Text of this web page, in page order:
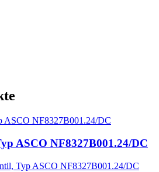
ASCO NF8327B001.24/DC
Typ ASCO NF8327B001.24/DC